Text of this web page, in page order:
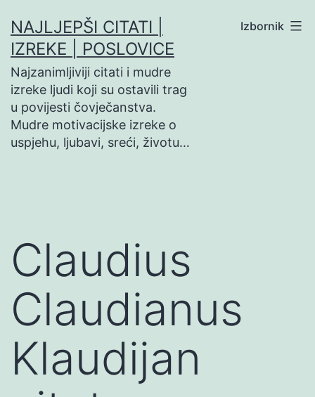
na
sadržaj
NAJLJEPŠI CITATI |
IZREKE | POSLOVICE
Najzanimljiviji citati i mudre
izreke ljudi koji su ostavili trag
u povijesti čovječanstva.
Mudre motivacijske izreke o
uspjehu, ljubavi, sreći, životu…
Izbornik
Claudius
Claudianus
Klaudijan